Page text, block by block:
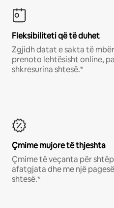
Fleksibiliteti që të duhet
Zgjidh datat e sakta të
prenoto lehtësisht online,
shkresurina shtesë.*
Çmime mujore të thjeshta
Çmime të veçanta për
afatgjata dhe me një
shtesë.*